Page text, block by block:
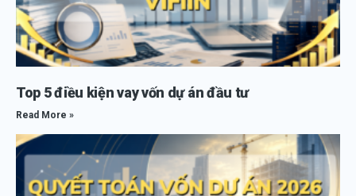
Top 5 điều kiện vay vốn dự án đầu tư
Read More »